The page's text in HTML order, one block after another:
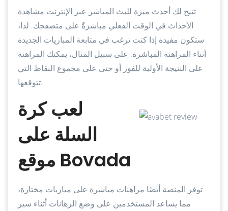
تتيح لك أحدث ميزة للبث المباشر عبر الإنترنت مشاهدة
الأحداث في الوقت الفعلي مباشرةً على متصفحك. لذا،
ستكون مفيدة إذا كنت ترغب في متابعة المباريات الجديدة
أثناء المراهنة المباشرة. على سبيل المثال، يمكنك المراهنة
على النتيجة الأولية للفوز أو حتى على مجموع النقاط التي
تتوقعها.
لعب كرة
السلة على
موقع Bovada
توفر المنصة أيضًا مراهنات مباشرة على مباريات مختارة،
مما يساعد المستخدمين على وضع الرهانات أثناء سير